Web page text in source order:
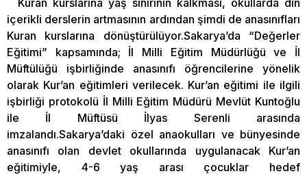
Kuran kurslarına yaş sınırının kalkması, okullarda din
içerikli derslerin artmasının ardından şimdi de anasınıfları
Kuran kurslarına dönüştürülüyor.Sakarya’da “Değerler
Eğitimi” kapsamında; İl Milli Eğitim Müdürlüğü ve İl
Müftülüğü işbirliğinde anasınıfı öğrencilerine yönelik
olarak Kur’an eğitimleri verilecek. Kur’an eğitimi ile ilgili
işbirliği protokolü İl Milli Eğitim Müdürü Mevlüt Kuntoğlu
ile İl Müftüsü İlyas Serenli arasında
imzalandı.Sakarya’daki özel anaokulları ve bünyesinde
anasınıfı olan devlet okullarında uygulanacak Kur’an
eğitimiyle, 4-6 yaş arası çocuklar hedef